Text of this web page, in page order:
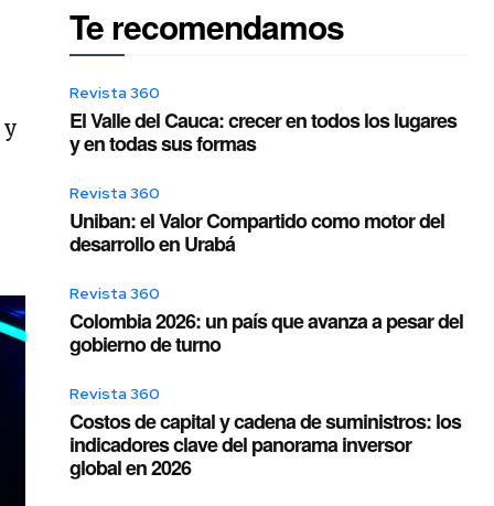
Te recomendamos
Revista 360
El Valle del Cauca: crecer en todos los lugares
y en todas sus formas
Revista 360
Uniban: el Valor Compartido como motor del
desarrollo en Urabá
Revista 360
Colombia 2026: un país que avanza a pesar del
gobierno de turno
Revista 360
Costos de capital y cadena de suministros: los
indicadores clave del panorama inversor
global en 2026